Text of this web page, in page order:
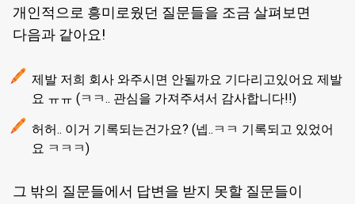
개인적으로 흥미로웠던 질문들을 조금 살펴보면
다음과 같아요!
제발 저희 회사 와주시면 안될까요 기다리고있어요 제발
요 ㅠㅠ (ㅋㅋ.. 관심을 가져주셔서 감사합니다!!)
허허.. 이거 기록되는건가요? (넵..ㅋㅋ 기록되고 있었어
요 ㅋㅋㅋ)
그 밖의 질문들에서 답변을 받지 못할 질문들이